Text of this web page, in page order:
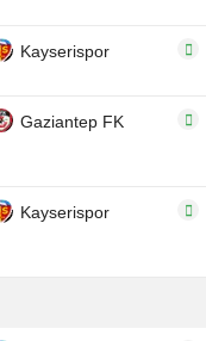
Kayserispor
Gaziantep FK
Kayserispor